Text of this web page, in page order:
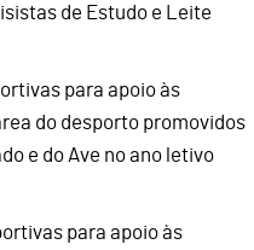
de Estudo e Leite
para apoio às
do desporto promovidos
e do Ave no ano letivo
para apoio às